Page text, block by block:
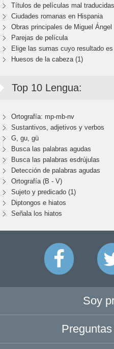
Títulos de películas mal traducidas
Ciudades romanas en Hispania
Obras principales de Miguel Ángel
Parejas de película
Elige las sumas cuyo resultado
Huesos de la cabeza (1)
Top 10 Lengua:
Ortografía: mp-mb-nv
Sustantivos, adjetivos y verbos
G, gu, gü
Busca las palabras agudas
Busca las palabras esdrújulas
Detección de palabras agudas
Ortografía (B - V)
Sujeto y predicado (1)
Diptongos e hiatos
Señala los hiatos
Soy